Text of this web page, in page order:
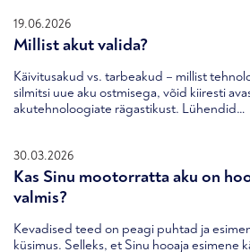
19.06.2026
Millist akut valida?
Käivitusakud vs. tarbeakud – millist
silmitsi uue aku ostmisega, võid kiiresti
akutehnoloogiate rägastikust. Lühendid…
30.03.2026
Kas Sinu mootorratta aku on
valmis?
Kevadised teed on peagi puhtad ja
küsimus. Selleks, et Sinu hooaja esimene